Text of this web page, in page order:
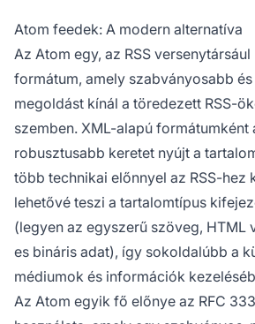
Atom feedek: A modern alternatíva
Az Atom egy, az RSS
formátum, amely szabványosabb
megoldást kínál a töredezett RSS-
szemben. XML-alapú formátumként
robusztusabb keretet nyújt a
több technikai előnnyel az RSS-hez
lehetővé teszi a tartalomtípus
(legyen az egyszerű szöveg, HTML
es bináris adat), így sokoldalúbb a
médiumok és információk
Az Atom egyik fő előnye az RFC